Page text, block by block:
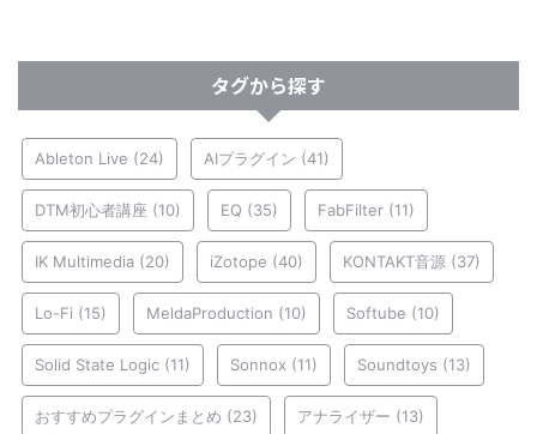
タグから探す
Ableton Live (24) AIプラグイン (41)
DTM初心者講座 (10) EQ (35) FabFilter (11)
IK Multimedia (20) iZotope (40) KONTAKT音源 (37)
Lo-Fi (15) MeldaProduction (10) Softube (10)
Solid State Logic (11) Sonnox (11) Soundtoys (13)
おすすめプラグインまとめ (23) アナライザー (13)